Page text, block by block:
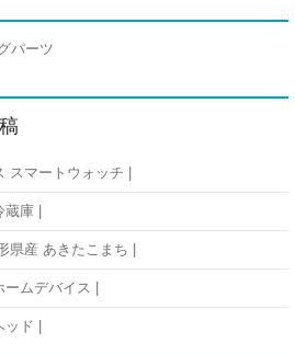
スマートウォッチ |
庫 |
県産 あきたこまち |
ムデバイス |
ド |